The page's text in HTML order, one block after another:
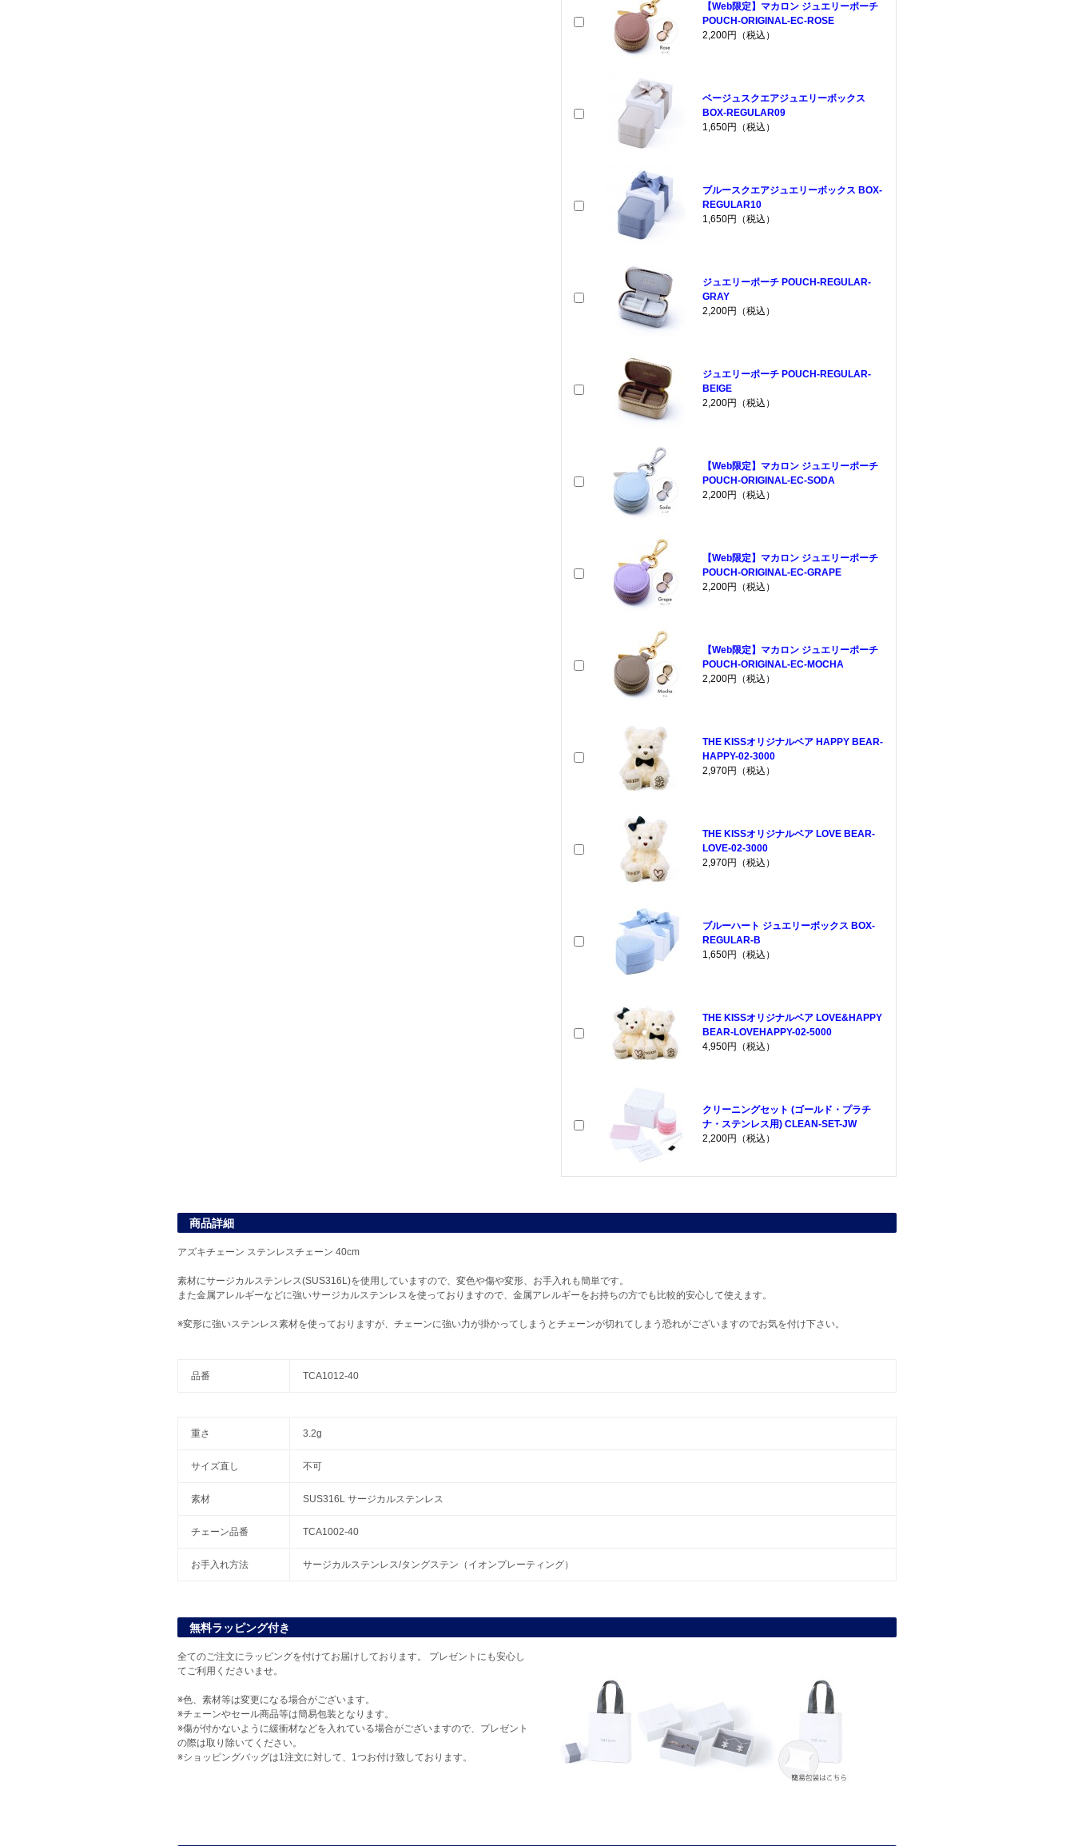
【Web限定】マカロン ジュエリーポーチ
POUCH-ORIGINAL-EC-ROSE
2,200円（税込）
ベージュスクエアジュエリーボックス
BOX-REGULAR09
1,650円（税込）
ブルースクエアジュエリーボックス BOX-
REGULAR10
1,650円（税込）
ジュエリーポーチ POUCH-REGULAR-
GRAY
2,200円（税込）
ジュエリーポーチ POUCH-REGULAR-
BEIGE
2,200円（税込）
【Web限定】マカロン ジュエリーポーチ
POUCH-ORIGINAL-EC-SODA
2,200円（税込）
【Web限定】マカロン ジュエリーポーチ
POUCH-ORIGINAL-EC-GRAPE
2,200円（税込）
【Web限定】マカロン ジュエリーポーチ
POUCH-ORIGINAL-EC-MOCHA
2,200円（税込）
THE KISSオリジナルベア HAPPY BEAR-
HAPPY-02-3000
2,970円（税込）
THE KISSオリジナルベア LOVE BEAR-
LOVE-02-3000
2,970円（税込）
ブルーハート ジュエリーボックス BOX-
REGULAR-B
1,650円（税込）
THE KISSオリジナルベア LOVE&HAPPY
BEAR-LOVEHAPPY-02-5000
4,950円（税込）
クリーニングセット (ゴールド・プラチ
ナ・ステンレス用) CLEAN-SET-JW
2,200円（税込）
商品詳細
アズキチェーン ステンレスチェーン 40cm
素材にサージカルステンレス(SUS316L)を使用していますので、変色や傷や変形、お手入れも簡単です。
また金属アレルギーなどに強いサージカルステンレスを使っておりますので、金属アレルギーをお持ちの方でも比較的安心して使えます。
※変形に強いステンレス素材を使っておりますが、チェーンに強い力が掛かってしまうとチェーンが切れてしまう恐れがございますのでお気を付け下さい。
品番 TCA1012-40
重さ 3.2g
サイズ直し 不可
素材 SUS316L サージカルステンレス
チェーン品番 TCA1002-40
お手入れ方法 サージカルステンレス/タングステン（イオンプレーティング）
無料ラッピング付き
全てのご注文にラッピングを付けてお届けしております。 プレゼントにも安心し
てご利用くださいませ。
※色、素材等は変更になる場合がございます。
※チェーンやセール商品等は簡易包装となります。
※傷が付かないように緩衝材などを入れている場合がございますので、プレゼント
の際は取り除いてください。
※ショッピングバッグは1注文に対して、1つお付け致しております。